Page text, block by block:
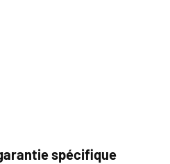
spécifique